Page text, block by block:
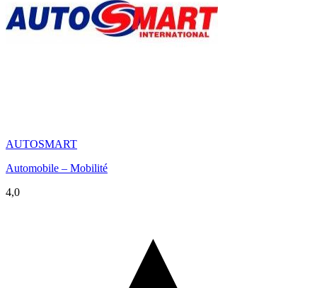
AUTOSMART
Automobile – Mobilité
4,0